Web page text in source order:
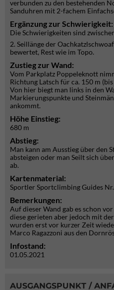
verbunden zu den bestehenden
Sanduhren mit 2-fachem
Ergänzung zur Schwierigkeit:
Die Schwierigkeiten sind
2. Seillänge der
bewertet, Rest wie im Topo.
Zustieg zur Wand:
Vom Parkplatz Poppeleknott
Richtung Latsch für ca. 150 m
Von hier biegt man links in den
Markierungspunkte und
ankommt.
Höhe Einstieg:
680 m
Abstieg:
Man kann am Ausstieg über den
absteigen oder man Seilt sich
ab.
Kartenmaterial:
Sportler Sportclimbing Guides
Bemerkungen:
Auf dieser Wand gab es schon
diese gerieten aber jedoch mit
wurden erst vor kurzer Zeit
Marco Ragazzoni aus den
Infostand:
01.05.2021
AUSGANGSPUNKT /